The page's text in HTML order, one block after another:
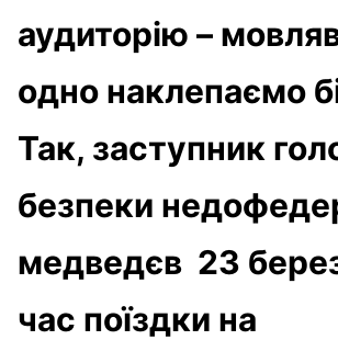
аудиторію –
одно наклепаємо
Так, заступник
безпеки
медведєв 23
час поїздки на